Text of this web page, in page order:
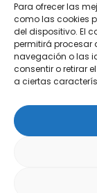
Para ofrecer las
como las cookies
del dispositivo. El
permitirá procesar
navegación o las
consentir o retirar
a ciertas